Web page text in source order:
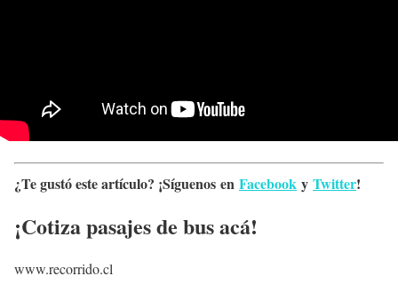
¿Te gustó este artículo? ¡Síguenos en Facebook y Twitter!
¡Cotiza pasajes de bus acá!
www.recorrido.cl